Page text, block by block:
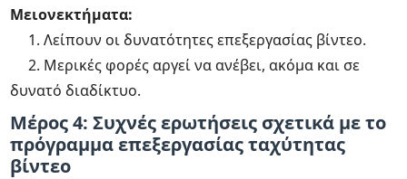
Μειονεκτήματα:
1. Λείπουν οι δυνατότητες επεξεργασίας βίντεο.
2. Μερικές φορές αργεί να ανέβει, ακόμα και σε
δυνατό διαδίκτυο.
Μέρος 4: Συχνές ερωτήσεις σχετικά με το
πρόγραμμα επεξεργασίας ταχύτητας
βίντεο